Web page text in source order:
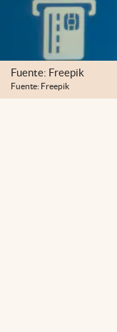
Fuente: Freepik
Fuente: Freepik